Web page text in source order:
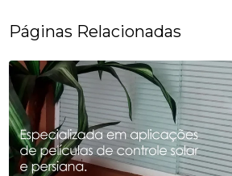
Páginas Relacionadas